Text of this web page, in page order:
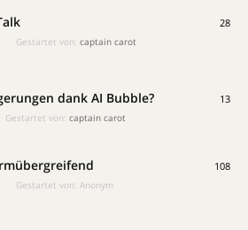
Gestartet von: captain carot
28
dank AI Bubble?
Gestartet von: captain carot
13
Gestartet von: Anonym
108